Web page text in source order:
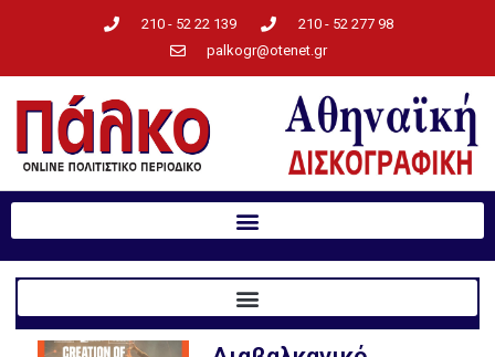
210 - 52 22 139
210 - 52 277 98
palkogr@otenet.gr